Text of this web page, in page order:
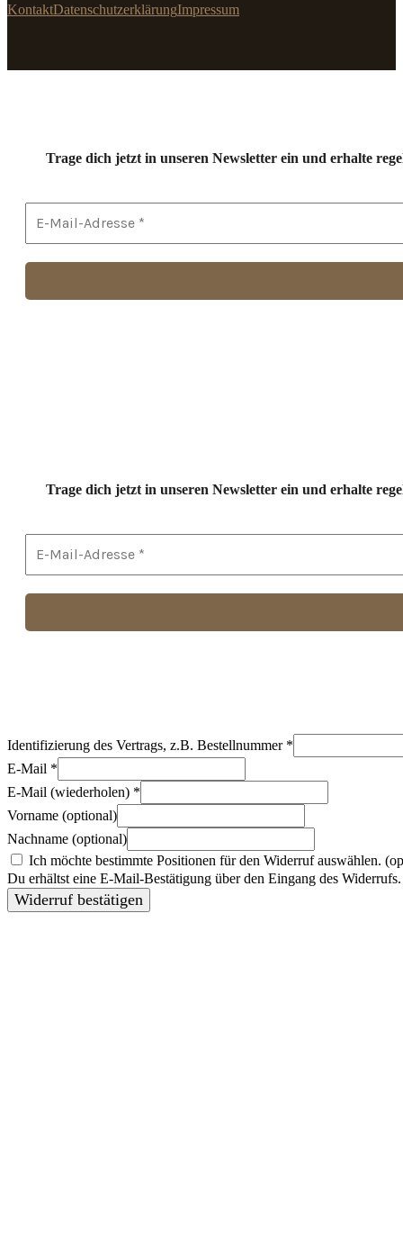
KontaktDatenschutzerklärungImpressum
Trage dich jetzt in unseren Newsletter ein und erhalte
Trage dich jetzt in unseren Newsletter ein und erhalte
Identifizierung des Vertrags, z.B. Bestellnummer *
E-Mail *
E-Mail (wiederholen) *
Vorname (optional)
Nachname (optional)
Ich möchte bestimmte Positionen für den Widerruf auswählen.
Du erhältst eine E-Mail-Bestätigung über den Eingang des
Widerruf bestätigen